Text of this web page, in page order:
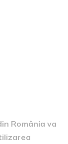
România va